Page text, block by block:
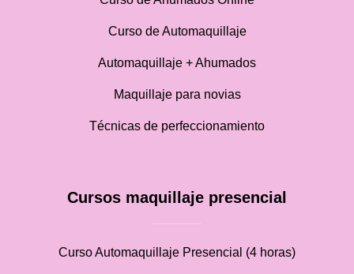
Curso de Automaquillaje
Automaquillaje + Ahumados
Maquillaje para novias
Técnicas de perfeccionamiento
Cursos maquillaje presencial
Curso Automaquillaje Presencial (4 horas)